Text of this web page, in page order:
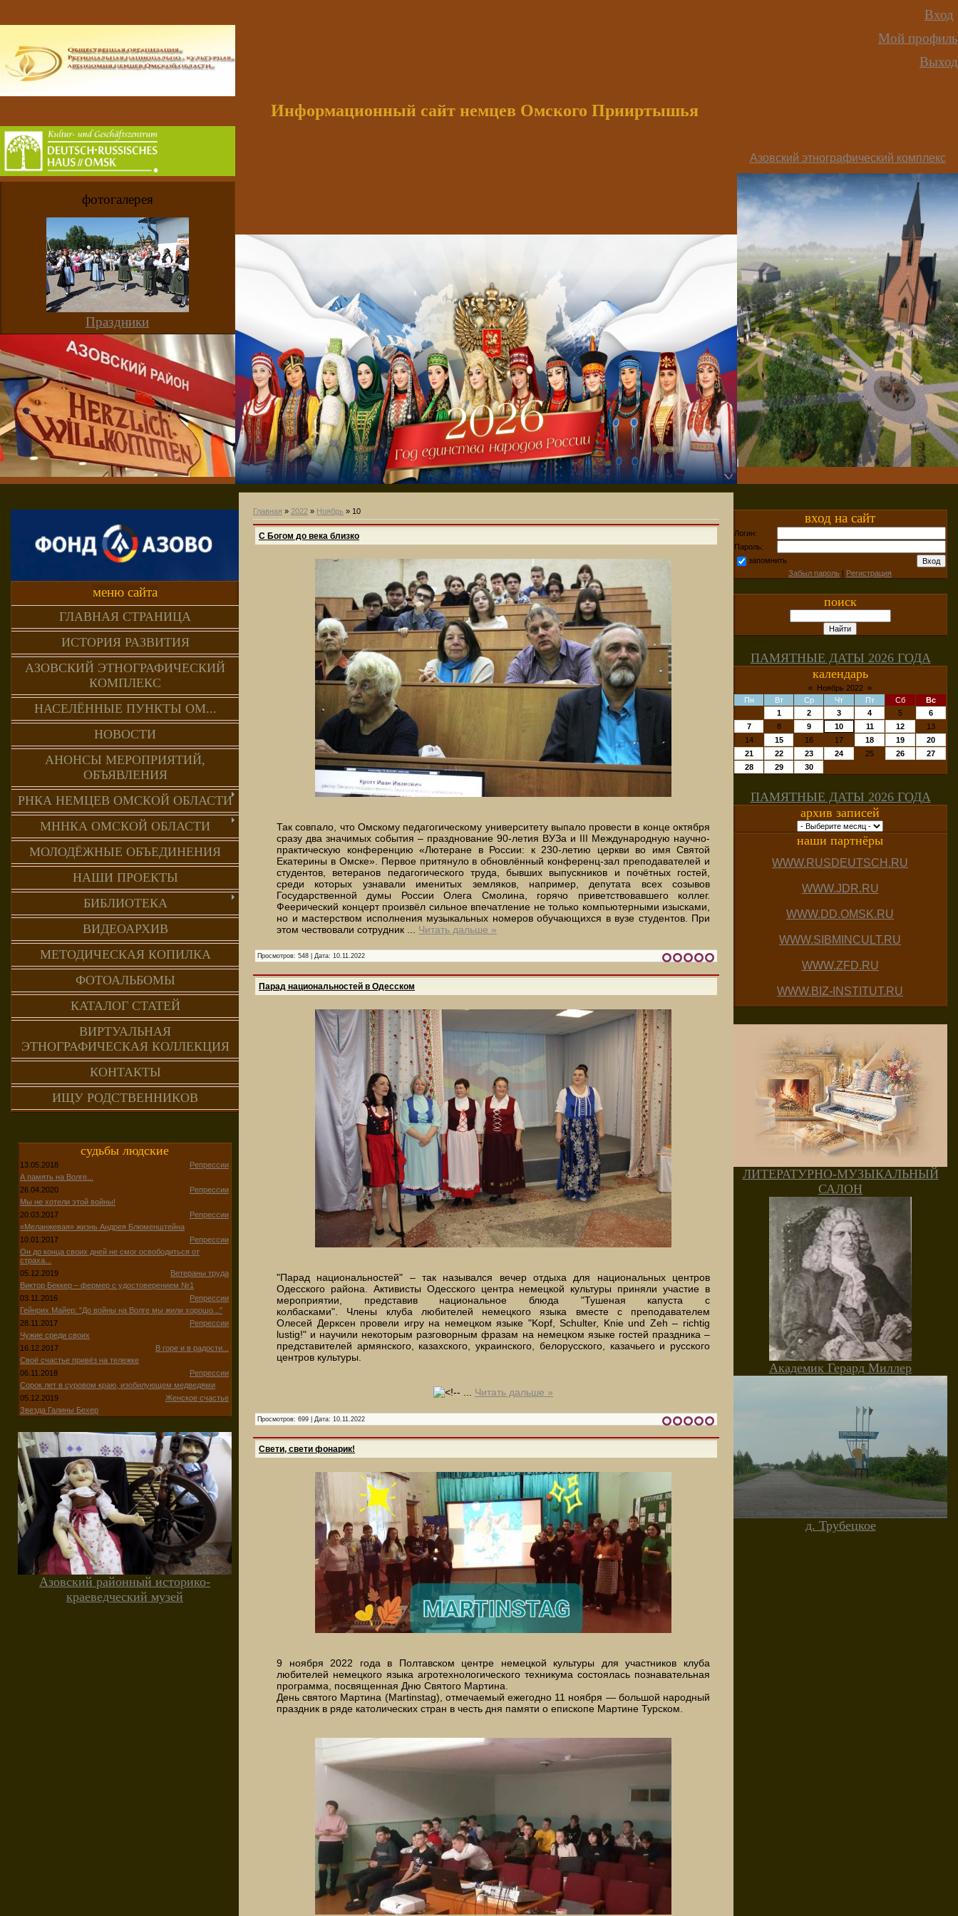
Вход
Мой профиль
Выход
фотогалерея
Праздники
Информационный сайт немцев Омского Прииртышья
Азовский этнографический комплекс
меню сайта
ГЛАВНАЯ СТРАНИЦА
ИСТОРИЯ РАЗВИТИЯ
АЗОВСКИЙ ЭТНОГРАФИЧЕСКИЙ
КОМПЛЕКС
НАСЕЛЁННЫЕ ПУНКТЫ ОМ...
НОВОСТИ
АНОНСЫ МЕРОПРИЯТИЙ,
ОБЪЯВЛЕНИЯ
РНКА НЕМЦЕВ ОМСКОЙ ОБЛАСТИ
МННКА ОМСКОЙ ОБЛАСТИ
МОЛОДЁЖНЫЕ ОБЪЕДИНЕНИЯ
НАШИ ПРОЕКТЫ
БИБЛИОТЕКА
ВИДЕОАРХИВ
МЕТОДИЧЕСКАЯ КОПИЛКА
ФОТОАЛЬБОМЫ
КАТАЛОГ СТАТЕЙ
ВИРТУАЛЬНАЯ
ЭТНОГРАФИЧЕСКАЯ КОЛЛЕКЦИЯ
КОНТАКТЫ
ИЩУ РОДСТВЕННИКОВ
судьбы людские
13.05.2018
Репрессии
А память на Волге...
26.04.2020
Репрессии
Мы не хотели этой войны!
20.03.2017
Репрессии
«Меланжевая» жизнь Андрея Блюменштейна
10.01.2017
Репрессии
Он до конца своих дней не смог освободиться от
страха...
05.12.2019
Ветераны труда
Виктор Беккер – фермер с удостоверением №1
03.11.2016
Репрессии
Гейнрих Майер: "До войны на Волге мы жили хорошо..."
28.11.2017
Репрессии
Чужие среди своих
16.12.2017
В горе и в радости...
Своё счастье привёз на тележке
06.11.2018
Репрессии
Сорок лет в суровом краю, изобилующем медведями
05.12.2019
Женское счастье
Звезда Галины Бехер
Азовский районный историко-
краеведческий музей
Главная » 2022 » Ноябрь » 10
С Богом до века близко
Так совпало, что Омскому педагогическому университету выпало провести в конце октября
сразу два значимых события – празднование 90-летия ВУЗа и III Международную научно-
практическую конференцию «Лютеране в России: к 230-летию церкви во имя Святой
Екатерины в Омске». Первое притянуло в обновлённый конференц-зал преподавателей и
студентов, ветеранов педагогического труда, бывших выпускников и почётных гостей,
среди которых узнавали именитых земляков, например, депутата всех созывов
Государственной думы России Олега Смолина, горячо приветствовавшего коллег.
Феерический концерт произвёл сильное впечатление не только компьютерными изысками,
но и мастерством исполнения музыкальных номеров обучающихся в вузе студентов. При
этом чествовали сотрудник
Читать дальше »
Просмотров: 548 Дата: 10.11.2022
Парад национальностей в Одесском
"Парад национальностей" – так назывался вечер отдыха для национальных центров
Одесского района. Активисты Одесского центра немецкой культуры приняли участие в
мероприятии, представив национальное блюда "Тушеная капуста с
колбасками". Члены клуба любителей немецкого языка вместе с преподавателем
Олесей Дерксен провели игру на немецком языке "Kopf, Schulter, Knie und Zeh – richtig
lustig!" и научили некоторым разговорным фразам на немецком языке гостей праздника –
представителей армянского, казахского, украинского, белорусского, казачьего и русского
центров культуры.
Читать дальше »
Просмотров: 699 Дата: 10.11.2022
Свети, свети фонарик!
9 ноября 2022 года в Полтавском центре немецкой культуры для участников клуба
любителей немецкого языка агротехнологического техникума состоялась познавательная
программа, посвященная Дню Святого Мартина.
День святого Мартина (Martinstag), отмечаемый ежегодно 11 ноября — большой народный
праздник в ряде католических стран в честь дня памяти о епископе Мартине Турском.
вход на сайт
Логин:
Пароль:
запомнить
Забыл пароль | Регистрация
поиск
ПАМЯТНЫЕ ДАТЫ 2026 ГОДА
календарь
« Ноябрь 2022 »
Пн
Вт Ср Чт Пт Сб
Вс
1
2 3 4 5
6
7
8 9 10 11 12
13
14
15 16 17 18 19
20
21
22 23 24 25 26
27
28
29 30
ПАМЯТНЫЕ ДАТЫ 2026 ГОДА
архив записей
наши партнёры
WWW.RUSDEUTSCH.RU
WWW.JDR.RU
WWW.DD.OMSK.RU
WWW.SIBMINCULT.RU
WWW.ZFD.RU
WWW.BIZ-INSTITUT.RU
ЛИТЕРАТУРНО-МУЗЫКАЛЬНЫЙ
САЛОН
Академик Герард Миллер
д. Трубецкое